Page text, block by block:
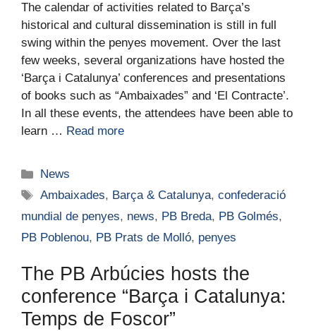
The calendar of activities related to Barça’s
historical and cultural dissemination is still in full
swing within the penyes movement. Over the last
few weeks, several organizations have hosted the
‘Barça i Catalunya’ conferences and presentations
of books such as “Ambaixades” and ‘El Contracte’.
In all these events, the attendees have been able to
learn … Read more
News
Ambaixades, Barça & Catalunya,confederació
mundial de penyes, news, PB Breda, PB Golmés,
PB Poblenou, PB Prats de Molló, penyes
The PB Arbúcies hosts the
conference “Barça i Catalunya:
Temps de Foscor”